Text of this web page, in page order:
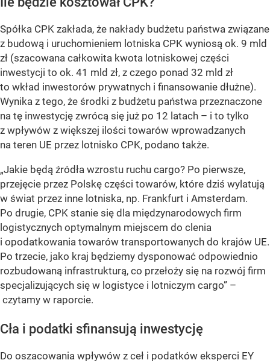
Spółka CPK zakłada, że nakłady budżetu państwa związane
z budową i uruchomieniem lotniska CPK wyniosą ok. 9 mld
zł (szacowana całkowita kwota lotniskowej części
inwestycji to ok. 41 mld zł, z czego ponad 32 mld zł
to wkład inwestorów prywatnych i finansowanie dłużne).
Wynika z tego, że środki z budżetu państwa przeznaczone
na tę inwestycję zwrócą się już po 12 latach – i to tylko
z wpływów z większej ilości towarów wprowadzanych
na teren UE przez lotnisko CPK, podano także.
„Jakie będą źródła wzrostu ruchu cargo? Po pierwsze,
przejęcie przez Polskę części towarów, które dziś wylatują
w świat przez inne lotniska, np. Frankfurt i Amsterdam.
Po drugie, CPK stanie się dla międzynarodowych firm
logistycznych optymalnym miejscem do clenia
i opodatkowania towarów transportowanych do krajów UE.
Po trzecie, jako kraj będziemy dysponować odpowiednio
rozbudowaną infrastrukturą, co przełoży się na rozwój firm
specjalizujących się w logistyce i lotniczym cargo” –
czytamy w raporcie.
Cła i podatki sfinansują inwestycję
Do oszacowania wpływów z ceł i podatków eksperci EY